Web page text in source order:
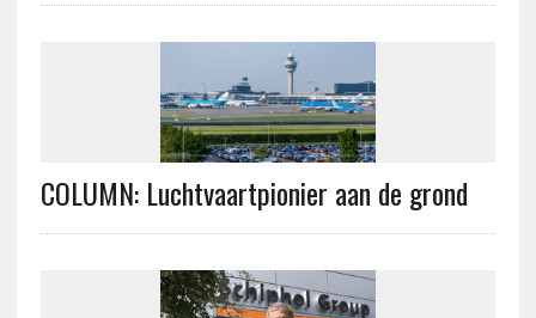
COLUMN: Luchtvaartpionier aan de grond